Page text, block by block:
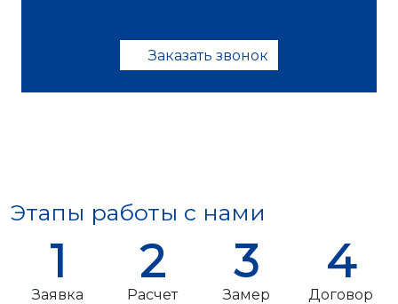
Заказать звонок
Этапы работы с нами
1
Заявка
2
Расчет
3
Замер
4
Договор